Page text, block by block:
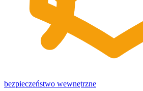
bezpieczeństwo wewnętrzne